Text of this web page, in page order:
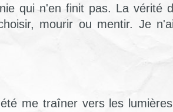
qui n'en finit pas. La vérité
mourir ou mentir. Je
me traîner vers les